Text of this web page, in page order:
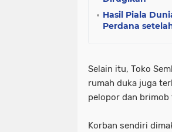
Hasil Piala
Perdana
Selain itu, Toko
rumah duka juga
pelopor dan
Korban sendiri